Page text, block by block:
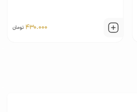
430.000 تومان